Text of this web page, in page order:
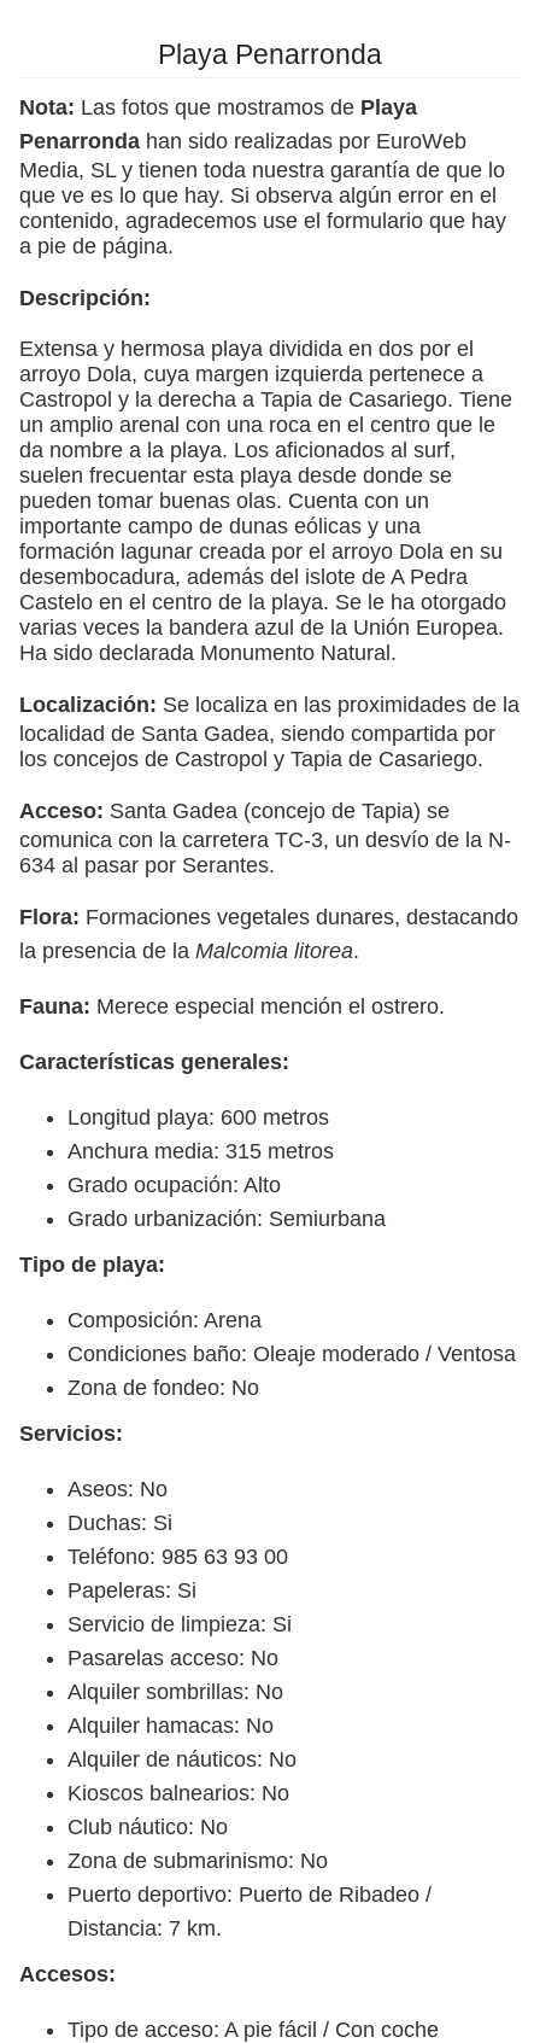
Playa Penarronda
Nota: Las fotos que mostramos de Playa
Penarronda han sido realizadas por EuroWeb
Media, SL y tienen toda nuestra garantía de que lo
que ve es lo que hay. Si observa algún error en el
contenido, agradecemos use el formulario que hay
a pie de página.
Descripción:
Extensa y hermosa playa dividida en dos por el
arroyo Dola, cuya margen izquierda pertenece a
Castropol y la derecha a Tapia de Casariego. Tiene
un amplio arenal con una roca en el centro que le
da nombre a la playa. Los aficionados al surf,
suelen frecuentar esta playa desde donde se
pueden tomar buenas olas. Cuenta con un
importante campo de dunas eólicas y una
formación lagunar creada por el arroyo Dola en su
desembocadura, además del islote de A Pedra
Castelo en el centro de la playa. Se le ha otorgado
varias veces la bandera azul de la Unión Europea.
Ha sido declarada Monumento Natural.
Localización: Se localiza en las proximidades de la
localidad de Santa Gadea, siendo compartida por
los concejos de Castropol y Tapia de Casariego.
Acceso: Santa Gadea (concejo de Tapia) se
comunica con la carretera TC-3, un desvío de la N-
634 al pasar por Serantes.
Flora: Formaciones vegetales dunares, destacando
la presencia de la Malcomia litorea.
Fauna: Merece especial mención el ostrero.
Características generales:
Longitud playa: 600 metros
Anchura media: 315 metros
Grado ocupación: Alto
Grado urbanización: Semiurbana
Tipo de playa:
Composición: Arena
Condiciones baño: Oleaje moderado / Ventosa
Zona de fondeo: No
Servicios:
Aseos: No
Duchas: Si
Teléfono: 985 63 93 00
Papeleras: Si
Servicio de limpieza: Si
Pasarelas acceso: No
Alquiler sombrillas: No
Alquiler hamacas: No
Alquiler de náuticos: No
Kioscos balnearios: No
Club náutico: No
Zona de submarinismo: No
Puerto deportivo: Puerto de Ribadeo /
Distancia: 7 km.
Accesos:
Tipo de acceso: A pie fácil / Con coche